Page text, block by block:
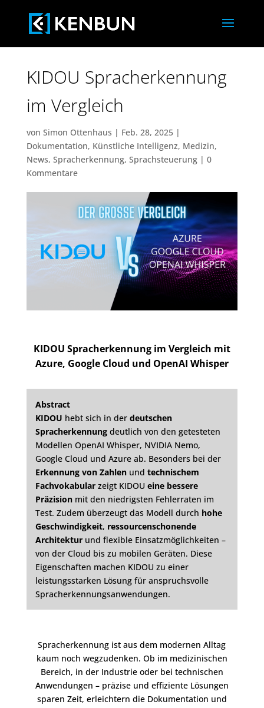
KIDOU Spracherkennung
im Vergleich
von Simon Ottenhaus | Feb. 28, 2025|
Dokumentation, Künstliche Intelligenz, Medizin,
News, Spracherkennung, Sprachsteuerung| 0
Kommentare
KIDOU Spracherkennung im Vergleich mit
Azure, Google Cloud und OpenAI Whisper
Abstract
KIDOU hebt sich in der deutschen
Spracherkennungdeutlich von den getesteten
Modellen OpenAI Whisper, NVIDIA Nemo,
Google Cloud und Azure ab. Besonders bei der
Erkennung von Zahlenund technischem
Fachvokabularzeigt KIDOU eine bessere
Präzisionmit den niedrigsten Fehlerraten im
Test. Zudem überzeugt das Modell durch hohe
Geschwindigkeit, ressourcenschonende
Architekturund flexible Einsatzmöglichkeiten –
von der Cloud bis zu mobilen Geräten. Diese
Eigenschaften machen KIDOU zu einer
leistungsstarken Lösung für anspruchsvolle
Spracherkennungsanwendungen.
Spracherkennung ist aus dem modernen Alltag
kaum noch wegzudenken. Ob im medizinischen
Bereich, in der Industrie oder bei technischen
Anwendungen – präzise und effiziente Lösungen
sparen Zeit, erleichtern die Dokumentation und